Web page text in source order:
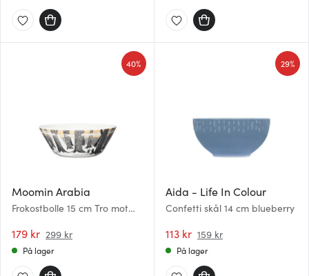
Moomin Arabia
Frokostbolle 15 cm Tro mot
179 kr 299 kr
40%
På lager
Aida - Life In Colour
Confetti skål 14 cm blueberry
113 kr 159 kr
29%
På lager